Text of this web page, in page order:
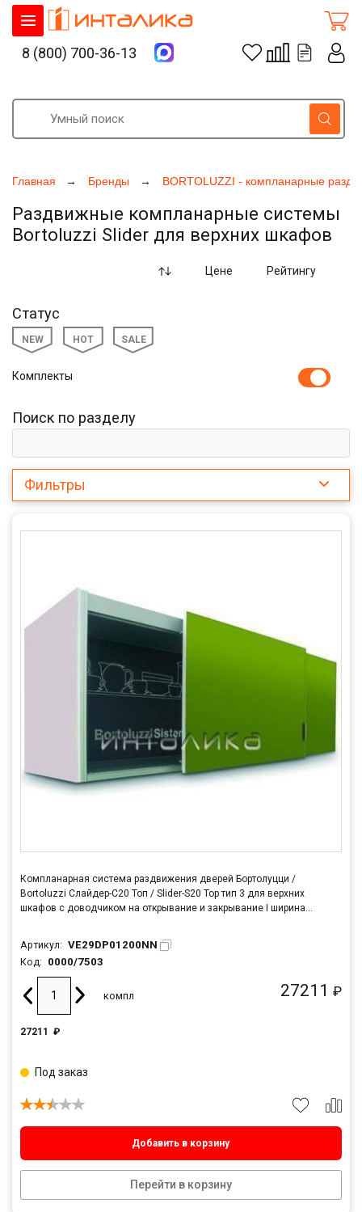
Главная Бренды BORTOLUZZI - компланарные
Раздвижные компланарные системы
Bortoluzzi Slider для верхних шкафов
Цене Рейтингу
Статус
NEW HOT SALE
Комплекты
Поиск по разделу
Фильтры
Компланарная система раздвижения дверей Бортолуцци /
Bortoluzzi Слайдер-С20 Топ / Slider-S20 Top тип 3 для верхних
шкафов с доводчиком на открывание и закрывание I ширина
Артикул: VE29DP01200NN
Код: 0000/7503
27211 ₽
компл
27211 ₽
Добавить в корзину
Перейти в корзину
Под заказ
8 (800) 700-36-13